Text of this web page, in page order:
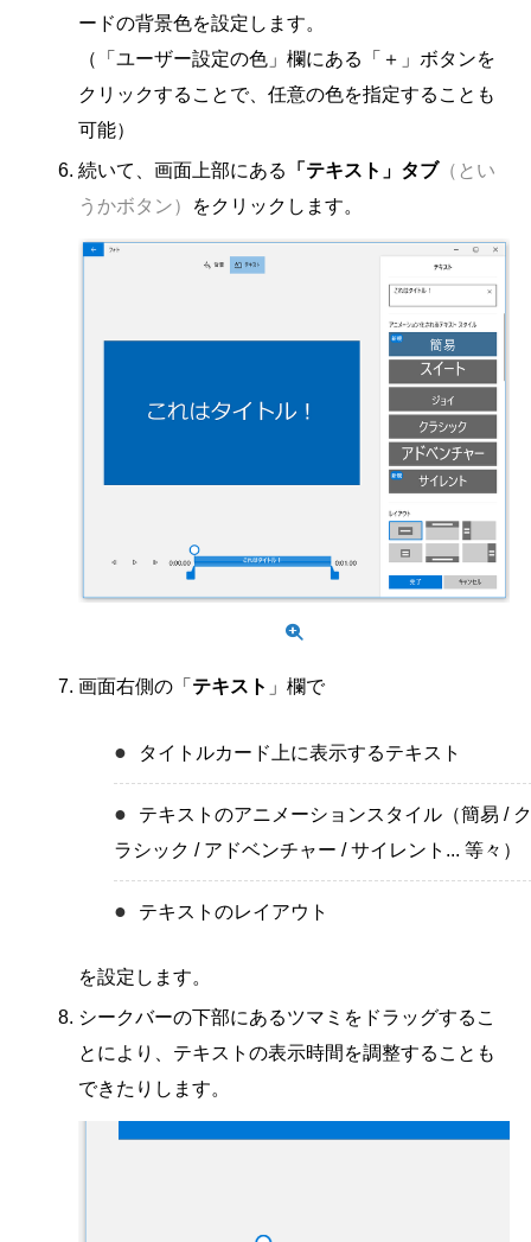
ードの背景色を設定します。
（「ユーザー設定の色」欄にある「＋」ボタンを
クリックすることで、任意の色を指定することも
可能）
続いて、画面上部にある
「テキスト」タブ（とい
うかボタン）
をクリックします。
画面右側の「 テキスト 」欄で
タイトルカード上に表示するテキスト
テキストのアニメーションスタイル（簡易 / ク
ラシック / アドベンチャー / サイレント... 等々）
テキストのレイアウト
を設定します。
シークバーの下部にあるツマミをドラッグするこ
とにより、テキストの表示時間を調整することも
できたりします。